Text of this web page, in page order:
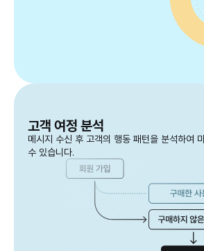
고객 여정 분석
메시지 수신 후 고객의 행동 패턴을 분석하여
수 있습니다.